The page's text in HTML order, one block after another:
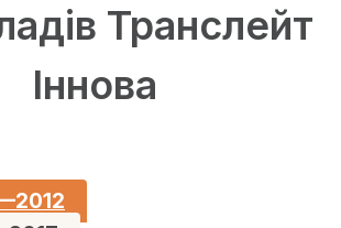
Транслейт
Іннова